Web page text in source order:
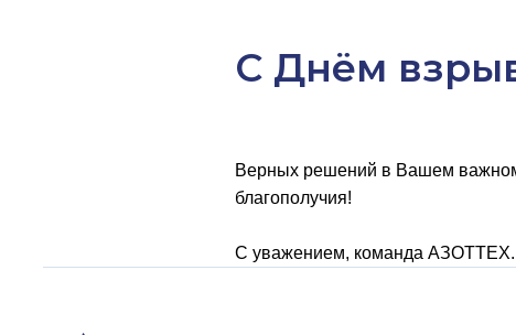
С Днём
Верных решений в Вашем важном
благополучия!
С уважением, команда АЗОТТЕХ.